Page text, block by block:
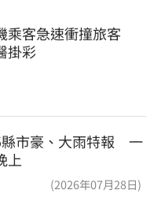
乘客急速衝撞旅客
掛彩
市豪、大雨特報 一
上
(2026年07月28日)